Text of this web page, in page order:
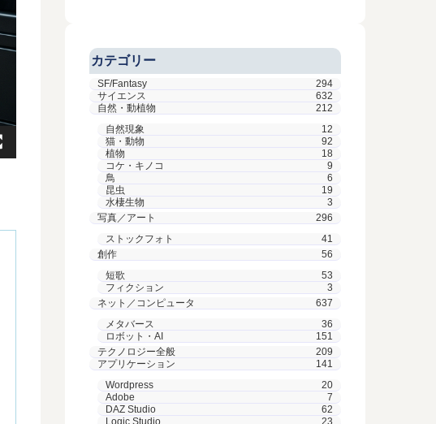
カテゴリー
SF/Fantasy
294
サイエンス
632
自然・動植物
212
自然現象
12
猫・動物
92
植物
18
コケ・キノコ
9
鳥
6
昆虫
19
水棲生物
3
写真／アート
296
ストックフォト
41
創作
56
短歌
53
フィクション
3
ネット／コンピュータ
637
メタバース
36
ロボット・AI
151
テクノロジー全般
209
アプリケーション
141
Wordpress
20
Adobe
7
DAZ Studio
62
Logic Studio
23